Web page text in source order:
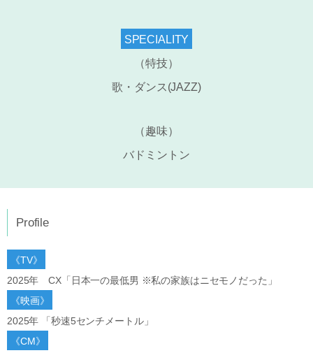
SPECIALITY
（特技）
歌・ダンス(JAZZ)
（趣味）
バドミントン
Profile
《TV》
2025年 CX「日本一の最低男 ※私の家族はニセモノだった」
《映画》
2025年 「秒速5センチメートル」
《CM》